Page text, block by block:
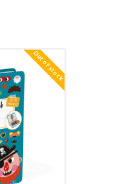
Out of stock